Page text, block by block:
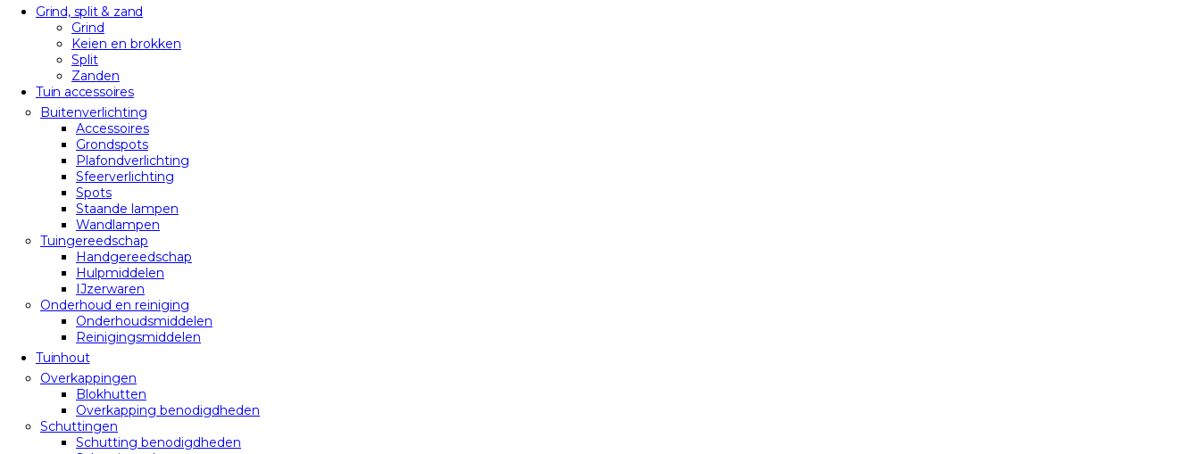
Grind, split & zand
Grind
Keien en brokken
Split
Zanden
Tuin accessoires
Buitenverlichting
Accessoires
Grondspots
Plafondverlichting
Sfeerverlichting
Spots
Staande lampen
Wandlampen
Tuingereedschap
Handgereedschap
Hulpmiddelen
IJzerwaren
Onderhoud en reiniging
Onderhoudsmiddelen
Reinigingsmiddelen
Tuinhout
Overkappingen
Blokhutten
Overkapping benodigdheden
Schuttingen
Schutting benodigdheden